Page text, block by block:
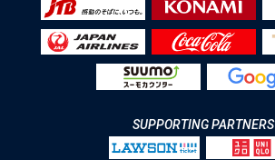
SUPPORTING PARTNERS